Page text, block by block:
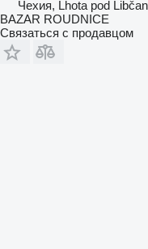
Чехия, Lhota pod
BAZAR ROUDNICE
Связаться с продавцом